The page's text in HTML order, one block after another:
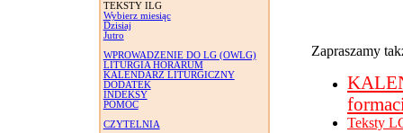
TEKSTY ILG
Wybierz miesiąc
Dzisiaj
Jutro
WPROWADZENIE DO LG (OWLG)
LITURGIA HORARUM
KALENDARZ LITURGICZNY
DODATEK
INDEKSY
POMOC
CZYTELNIA
Zapraszamy
Teksty